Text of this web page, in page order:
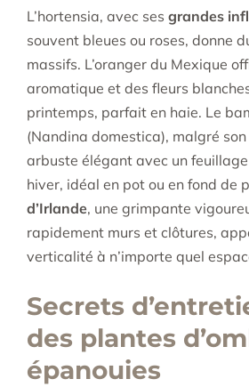
L’hortensia, avec ses grandes
souvent bleues ou roses, donne
massifs. L’oranger du Mexique
aromatique et des fleurs
printemps, parfait en haie. Le
(Nandina domestica), malgré
arbuste élégant avec un
hiver, idéal en pot ou en fond de
d’Irlande, une grimpante
rapidement murs et clôtures,
verticalité à n’importe quel
Secrets
des plantes
épanouies